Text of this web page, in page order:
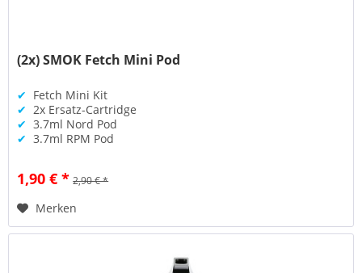
(2x) SMOK Fetch Mini Pod
✔ Fetch Mini Kit
✔ 2x Ersatz-Cartridge
✔ 3.7ml Nord Pod
✔ 3.7ml RPM Pod
1,90 € * 2,90 € *
Merken